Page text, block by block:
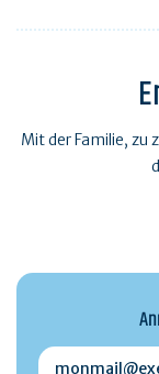
Mit der Familie, zu